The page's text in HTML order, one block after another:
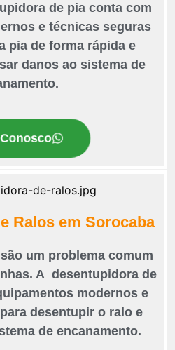
de pia conta com
e técnicas seguras
pia de forma rápida e
danos ao sistema de
Ralos em Sorocaba
um problema comum
A desentupidora de
modernos e
desentupir o ralo e
de encanamento.